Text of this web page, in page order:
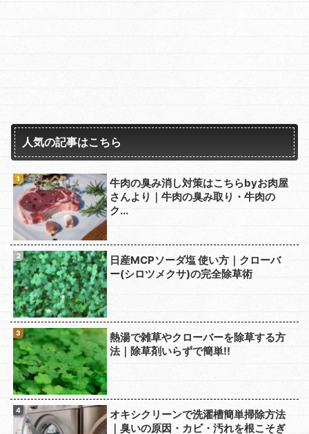
人気の記事はこちら
牛肉の臭み消し対策はこちらbyお肉屋
さんより｜牛肉の臭み取り・牛肉の
ク...
日産MCPソーダ塩 使い方｜クローバ
ー(シロツメクサ)の完全除草術
熱湯で雑草やクローバーを除草する方
法｜除草剤いらずで簡単!!
オキシクリーンで洗濯槽簡単掃除方法
｜臭いの原因・カビ・汚れを根こそぎ